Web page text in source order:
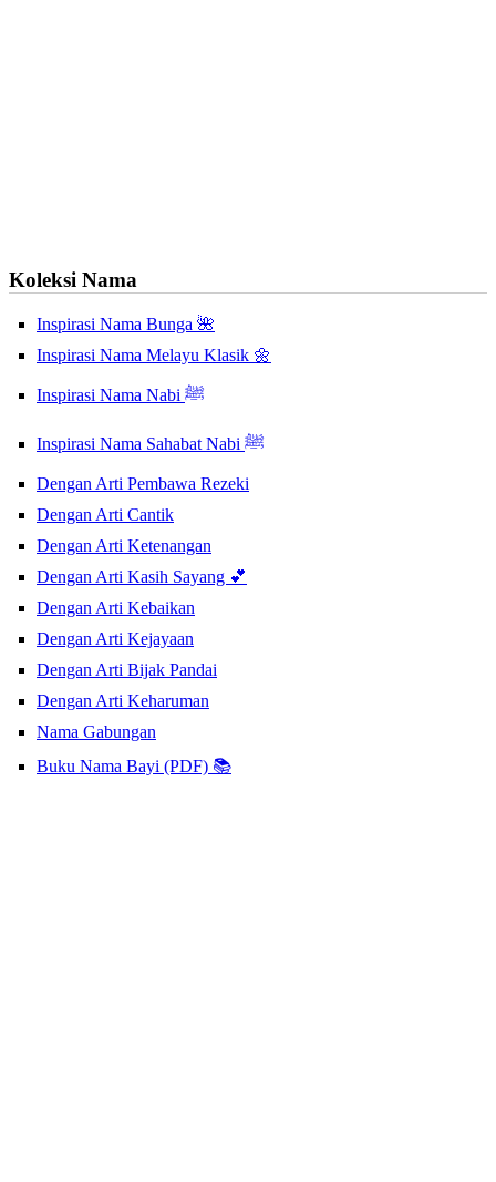
Koleksi Nama
Inspirasi Nama Bunga 🌺
Inspirasi Nama Melayu Klasik 🌼
Inspirasi Nama Nabi ﷺ
Inspirasi Nama Sahabat Nabi ﷺ
Dengan Arti Pembawa Rezeki
Dengan Arti Cantik
Dengan Arti Ketenangan
Dengan Arti Kasih Sayang 💕
Dengan Arti Kebaikan
Dengan Arti Kejayaan
Dengan Arti Bijak Pandai
Dengan Arti Keharuman
Nama Gabungan
Buku Nama Bayi (PDF) 📚